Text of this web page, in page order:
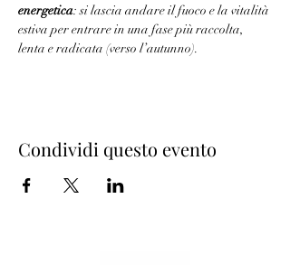
energetica: si lascia andare il fuoco e la vitalità
estiva per entrare in una fase più raccolta,
lenta e radicata (verso l’autunno).
Condividi questo evento